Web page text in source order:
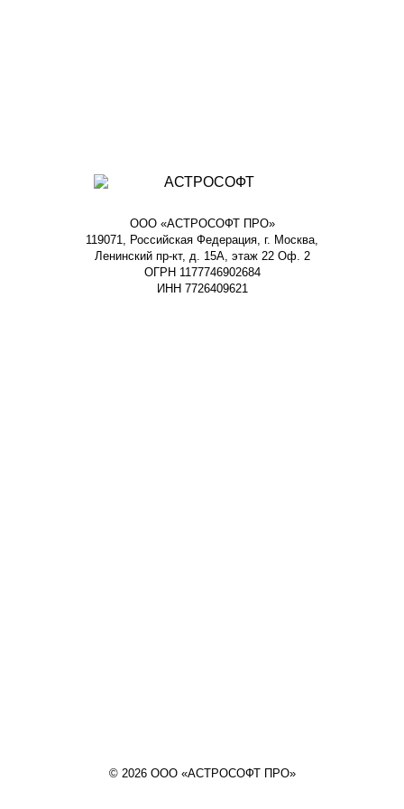
ООО «АСТРОСОФТ ПРО»
119071, Российская Федерация, г. Москва,
Ленинский пр-кт, д. 15А, этаж 22 Оф. 2
ОГРН 1177746902684
ИНН 7726409621
© 2026 ООО «АСТРОСОФТ ПРО»